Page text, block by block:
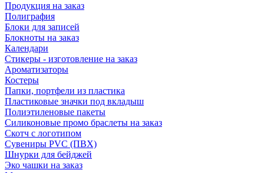
Продукция на заказ
Полиграфия
Блоки для записей
Блокноты на заказ
Календари
Стикеры - изготовление на заказ
Ароматизаторы
Костеры
Папки, портфели из пластика
Пластиковые значки под вкладыш
Полиэтиленовые пакеты
Силиконовые промо браслеты на заказ
Скотч с логотипом
Сувениры PVC (ПВХ)
Шнурки для бейджей
Эко чашки на заказ